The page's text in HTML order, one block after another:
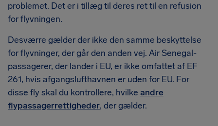
problemet. Det er i tillæg til deres ret til en refusion
for flyvningen.
Desværre gælder der ikke den samme beskyttelse
for flyvninger, der går den anden vej. Air Senegal-
passagerer, der lander i EU, er ikke omfattet af EF
261, hvis afgangslufthavnen er uden for EU. For
disse fly skal du kontrollere, hvilke andre
flypassagerrettigheder, der gælder.